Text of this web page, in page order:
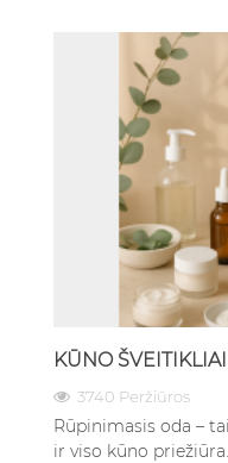
KŪNO
3740 Peržiūros
Rūpinimasis oda –
ir viso kūno